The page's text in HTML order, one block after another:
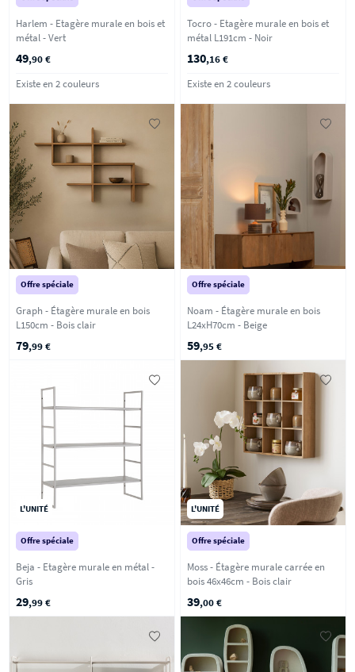
Harlem - Etagère murale en bois et
métal - Vert
49,90 €
Existe en 2 couleurs
Tocro - Etagère murale en bois et
métal L191cm - Noir
130,16 €
Existe en 2 couleurs
Offre spéciale
Graph - Étagère murale en bois
L150cm - Bois clair
79,99 €
Offre spéciale
Noam - Étagère murale en bois
L24xH70cm - Beige
59,95 €
L'UNITÉ
Offre spéciale
Beja - Etagère murale en métal -
Gris
29,99 €
L'UNITÉ
Offre spéciale
Moss - Étagère murale carrée en
bois 46x46cm - Bois clair
39,00 €